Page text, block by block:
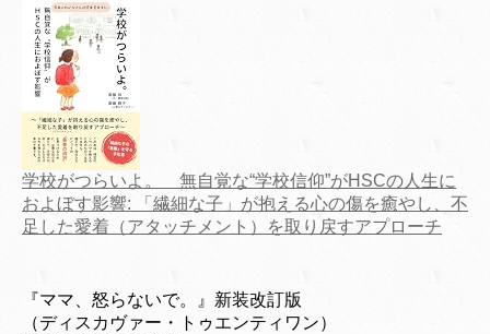
学校がつらいよ。 無自覚な“学校信仰”がHSCの人生に
およぼす影響: 「繊細な子」が抱える心の傷を癒やし、不
足した愛着（アタッチメント）を取り戻すアプローチ
『ママ、怒らないで。』新装改訂版
（ディスカヴァー・トゥエンティワン）